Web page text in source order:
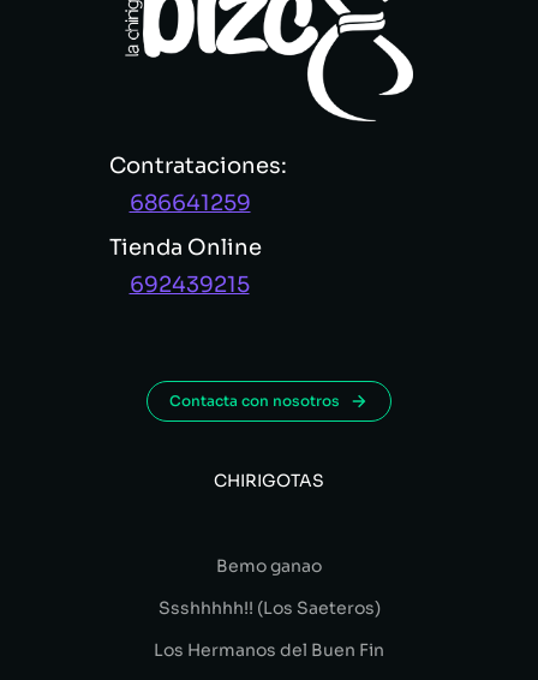
Contrataciones:
686641259
Tienda Online
692439215
Contacta con nosotros
CHIRIGOTAS
Bemo ganao
Ssshhhhh!! (Los Saeteros)
Los Hermanos del Buen Fin